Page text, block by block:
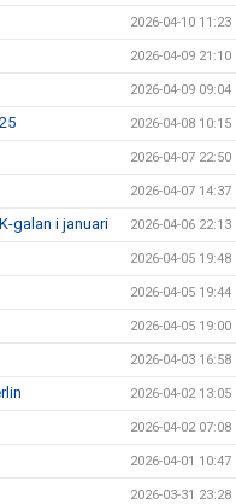
2026-04-10 11:23
2026-04-09 21:10
2026-04-09 09:04
2026-04-08 10:15
2026-04-07 22:50
2026-04-07 14:37
galan i januari 2026-04-06 22:13
2026-04-05 19:48
2026-04-05 19:44
2026-04-05 19:00
2026-04-03 16:58
2026-04-02 13:05
2026-04-02 07:08
2026-04-01 10:47
2026-03-31 23:28